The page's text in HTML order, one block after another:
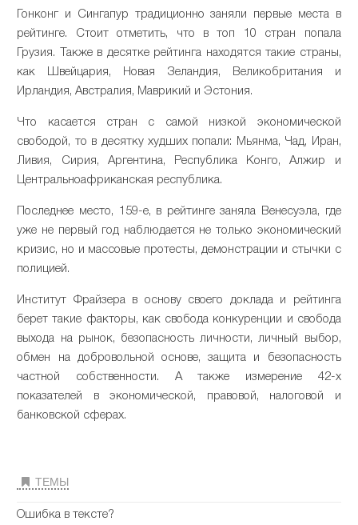
Гонконг и Сингапур традиционно заняли первые места в
рейтинге. Стоит отметить, что в топ 10 стран попала
Грузия. Также в десятке рейтинга находятся такие страны,
как Швейцария, Новая Зеландия, Великобритания и
Ирландия, Австралия, Маврикий и Эстония.
Что касается стран с самой низкой экономической
свободой, то в десятку худших попали: Мьянма, Чад, Иран,
Ливия, Сирия, Аргентина, Республика Конго, Алжир и
Центральноафриканская республика.
Последнее место, 159-е, в рейтинге заняла Венесуэла, где
уже не первый год наблюдается не только экономический
кризис, но и массовые протесты, демонстрации и стычки с
полицией.
Институт Фрайзера в основу своего доклада и рейтинга
берет такие факторы, как свобода конкуренции и свобода
выхода на рынок, безопасность личности, личный выбор,
обмен на добровольной основе, защита и безопасность
частной собственности. А также измерение 42-х
показателей в экономической, правовой, налоговой и
банковской сферах.
ТЕМЫ
Ошибка в тексте?